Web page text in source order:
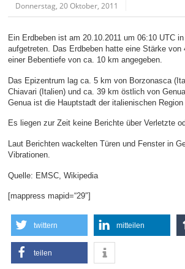
Donnerstag, 20 Oktober, 2011
Ein Erdbeben ist am 20.10.2011 um 06:10 UTC
aufgetreten. Das Erdbeben hatte eine Stärke von
einer Bebentiefe von ca. 10 km angegeben.
Das Epizentrum lag ca. 5 km von Borzonasca
Chiavari (Italien) und ca. 39 km östlich von
Genua ist die Hauptstadt der italienischen Region
Es liegen zur Zeit keine Berichte über Verletzte
Laut Berichten wackelten Türen und Fenster in
Vibrationen.
Quelle: EMSC, Wikipedia
[mappress mapid=“29″]
twittern mitteilen
teilen